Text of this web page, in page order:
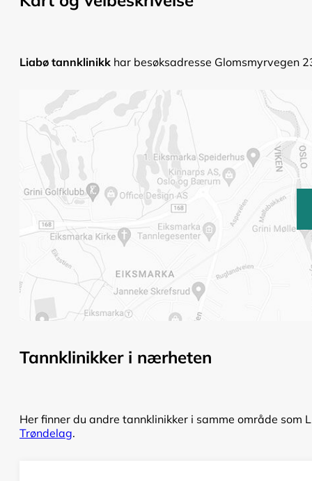
Liabø tannklinikk har besøksadresse Glomsmyrvegen
Tannklinikker i nærheten
Her finner du andre tannklinikker i samme område som
Trøndelag.